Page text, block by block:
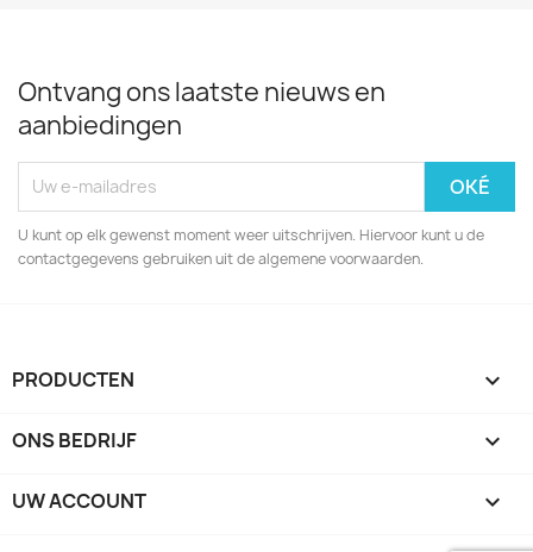
Ontvang ons laatste nieuws en
aanbiedingen
U kunt op elk gewenst moment weer uitschrijven. Hiervoor kunt u de
contactgegevens gebruiken uit de algemene voorwaarden.
PRODUCTEN 
ONS BEDRIJF 
UW ACCOUNT 